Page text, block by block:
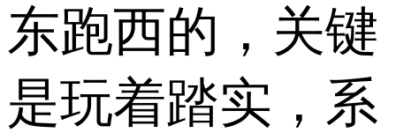
东跑西的，关键
是玩着踏实，系